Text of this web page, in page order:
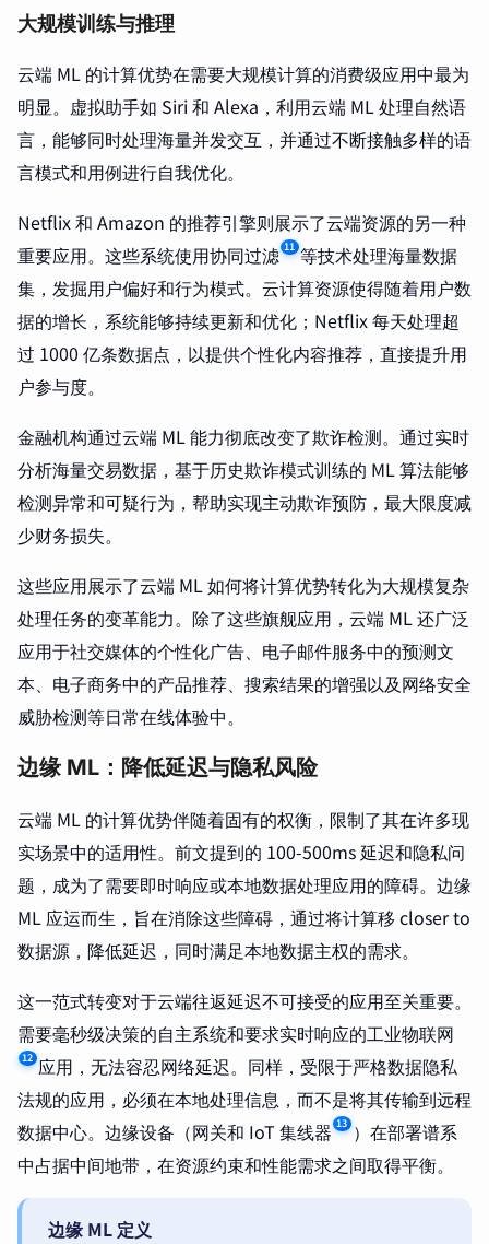
大规模训练与推理
云端 ML 的计算优势在需要大规模计算的消费级应用中最为
明显。虚拟助手如 Siri 和 Alexa，利用云端 ML 处理自然语
言，能够同时处理海量并发交互，并通过不断接触多样的语
言模式和用例进行自我优化。
Netflix 和 Amazon 的推荐引擎则展示了云端资源的另一种
重要应用。这些系统使用协同过滤 11 等技术处理海量数据
集，发掘用户偏好和行为模式。云计算资源使得随着用户数
据的增长，系统能够持续更新和优化；Netflix 每天处理超
过 1000 亿条数据点，以提供个性化内容推荐，直接提升用
户参与度。
金融机构通过云端 ML 能力彻底改变了欺诈检测。通过实时
分析海量交易数据，基于历史欺诈模式训练的 ML 算法能够
检测异常和可疑行为，帮助实现主动欺诈预防，最大限度减
少财务损失。
这些应用展示了云端 ML 如何将计算优势转化为大规模复杂
处理任务的变革能力。除了这些旗舰应用，云端 ML 还广泛
应用于社交媒体的个性化广告、电子邮件服务中的预测文
本、电子商务中的产品推荐、搜索结果的增强以及网络安全
威胁检测等日常在线体验中。
边缘 ML：降低延迟与隐私风险
云端 ML 的计算优势伴随着固有的权衡，限制了其在许多现
实场景中的适用性。前文提到的 100-500ms 延迟和隐私问
题，成为了需要即时响应或本地数据处理应用的障碍。边缘
ML 应运而生，旨在消除这些障碍，通过将计算移 closer to
数据源，降低延迟，同时满足本地数据主权的需求。
这一范式转变对于云端往返延迟不可接受的应用至关重要。
需要毫秒级决策的自主系统和要求实时响应的工业物联网
12 应用，无法容忍网络延迟。同样，受限于严格数据隐私
法规的应用，必须在本地处理信息，而不是将其传输到远程
数据中心。边缘设备（网关和 IoT 集线器 13 ）在部署谱系
中占据中间地带，在资源约束和性能需求之间取得平衡。
边缘 ML 定义